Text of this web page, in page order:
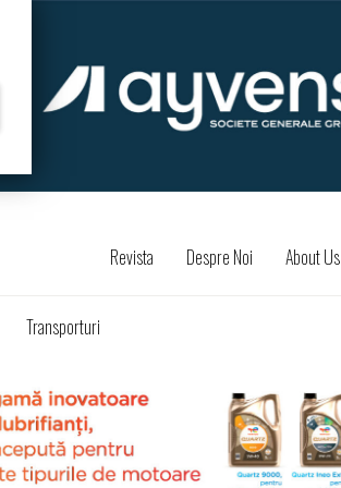
Revista Despre Noi About Us
Transporturi